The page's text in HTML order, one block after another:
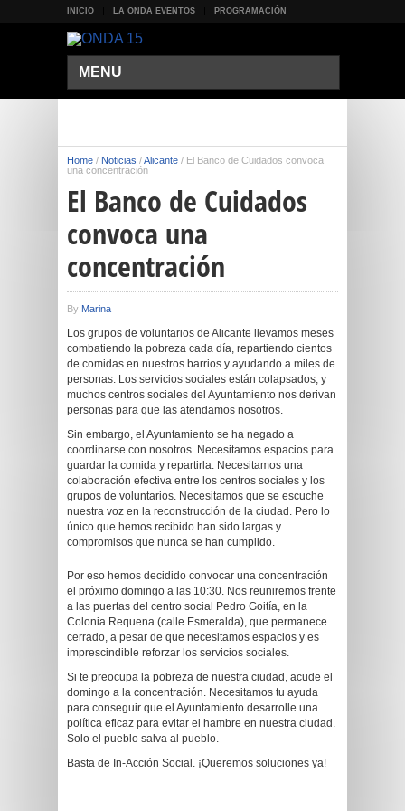
INICIO LA ONDA EVENTOS PROGRAMACIÓN
MENU
Home / Noticias /Alicante / El Banco de Cuidados convoca
una concentración
El Banco de Cuidados
convoca una
concentración
By Marina
Los grupos de voluntarios de Alicante llevamos meses
combatiendo la pobreza cada día, repartiendo cientos
de comidas en nuestros barrios y ayudando a miles de
personas. Los servicios sociales están colapsados, y
muchos centros sociales del Ayuntamiento nos derivan
personas para que las atendamos nosotros.
Sin embargo, el Ayuntamiento se ha negado a
coordinarse con nosotros. Necesitamos espacios para
guardar la comida y repartirla. Necesitamos una
colaboración efectiva entre los centros sociales y los
grupos de voluntarios. Necesitamos que se escuche
nuestra voz en la reconstrucción de la ciudad. Pero lo
único que hemos recibido han sido largas y
compromisos que nunca se han cumplido.
Por eso hemos decidido convocar una concentración
el próximo domingo a las 10:30. Nos reuniremos frente
a las puertas del centro social Pedro Goitía, en la
Colonia Requena (calle Esmeralda), que permanece
cerrado, a pesar de que necesitamos espacios y es
imprescindible reforzar los servicios sociales.
Si te preocupa la pobreza de nuestra ciudad, acude el
domingo a la concentración. Necesitamos tu ayuda
para conseguir que el Ayuntamiento desarrolle una
política eficaz para evitar el hambre en nuestra ciudad.
Solo el pueblo salva al pueblo.
Basta de In-Acción Social. ¡Queremos soluciones ya!